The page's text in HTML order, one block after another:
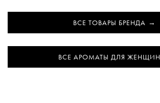
ВСЕ ТОВАРЫ БРЕНДА
ВСЕ АРОМАТЫ ДЛЯ ЖЕНЩИН